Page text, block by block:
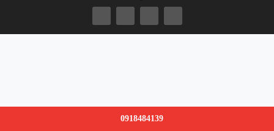
0918484139